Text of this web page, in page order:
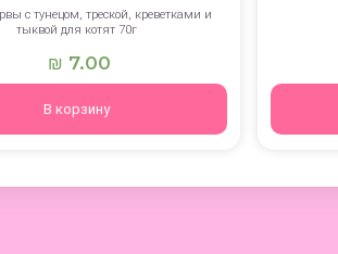
с тунецом, треской, креветками и
тыквой для котят 70г
₪ 7.00
В корзину